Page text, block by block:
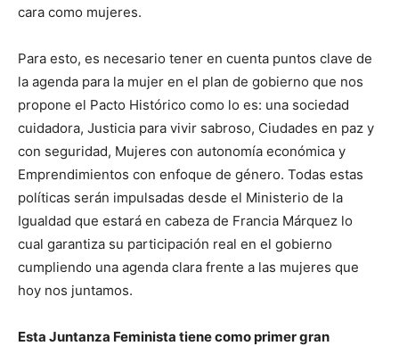
cara como mujeres.
Para esto, es necesario tener en cuenta puntos clave de
la agenda para la mujer en el plan de gobierno que nos
propone el Pacto Histórico como lo es: una sociedad
cuidadora, Justicia para vivir sabroso, Ciudades en paz y
con seguridad, Mujeres con autonomía económica y
Emprendimientos con enfoque de género. Todas estas
políticas serán impulsadas desde el Ministerio de la
Igualdad que estará en cabeza de Francia Márquez lo
cual garantiza su participación real en el gobierno
cumpliendo una agenda clara frente a las mujeres que
hoy nos juntamos.
Esta Juntanza Feminista tiene como primer gran